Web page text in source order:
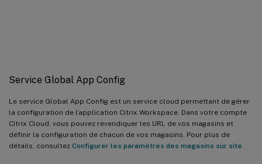
Service Global App Config
Le service Global App Config est un service cloud permettant de gérer
la configuration de l’application Citrix Workspace. Dans votre compte
Citrix Cloud, vous pouvez revendiquer les URL de vos magasins et
définir la configuration de chacun de vos magasins. Pour plus de
détails, consultez Configurer les paramètres des magasins sur site